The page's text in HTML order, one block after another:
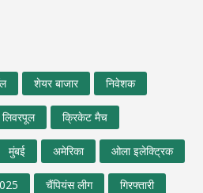
शेयर बाजार निवेशक
लिवरपूल क्रिकेट मैच
मुंबई अमेरिका ओला इलेक्ट्रिक
चैंपियंस लीग गिरफ्तारी